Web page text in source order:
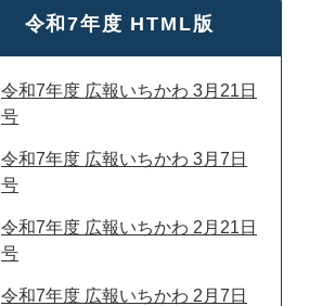
令和7年度 HTML版
令和7年度 広報いちかわ 3月21日
号
令和7年度 広報いちかわ 3月7日
号
令和7年度 広報いちかわ 2月21日
号
令和7年度 広報いちかわ 2月7日